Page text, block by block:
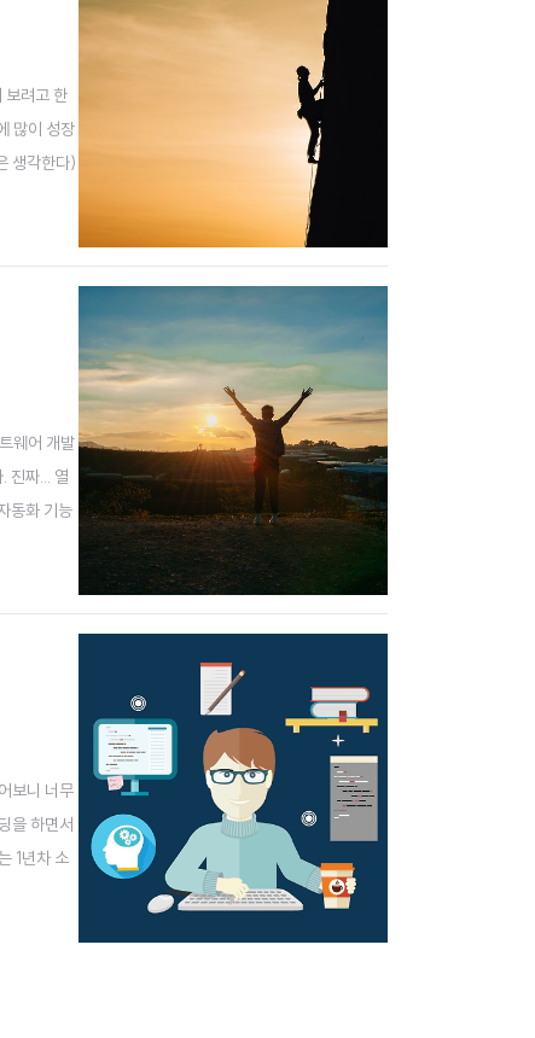
보려고 한
많이 성장
생각한다)
웨어 개발
진짜... 열
동화 기능
보니 너무
을 하면서
1년차 소